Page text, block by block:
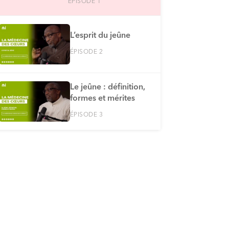
ÉPISODE 1
L’esprit du jeûne
ÉPISODE 2
Le jeûne : définition,
formes et mérites
ÉPISODE 3